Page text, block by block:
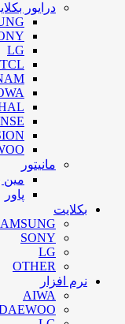
درایور
LG
TCL
مانیتور
مین
پاور
بکلایت
SONY
LG
OTHER
نرم افزار
AIWA